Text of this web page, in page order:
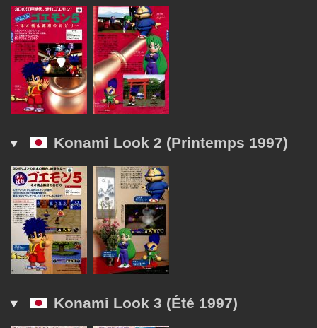
Konami Look 2 (Printemps 1997)
Konami Look 3 (Été 1997)